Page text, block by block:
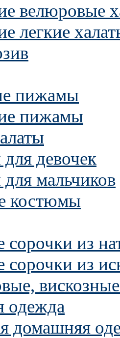
велюровые
легкие
пижамы
пижамы
девочек
мальчиков
костюмы
из
из
одежда
домашняя